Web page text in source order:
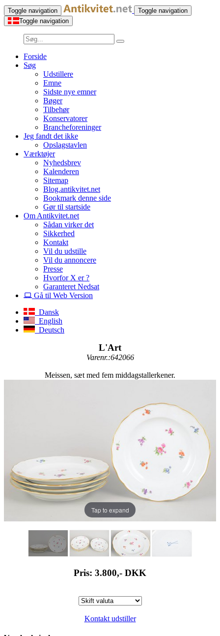
Toggle navigation
Toggle navigation
Toggle navigation
Forside
Søg
Udstillere
Emne
Sidste nye emner
Bøger
Tilbehør
Konservatorer
Brancheforeninger
Jeg fandt det ikke
Opslagstavlen
Værktøjer
Nyhedsbrev
Kalenderen
Sitemap
Blog.antikvitet.net
Bookmark denne side
Gør til startside
Om Antikvitet.net
Sådan virker det
Sikkerhed
Kontakt
Vil du udstille
Vil du annoncere
Presse
Hvorfor X er ?
Garanteret Nedsat
Gå til Web Version
Dansk
English
Deutsch
L'Art
Varenr.:642066
Meissen, sæt med fem middagstallerkener.
Tap to expand
Pris: 3.800,- DKK
Kontakt udstiller